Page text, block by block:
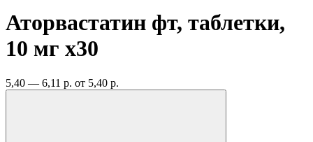
Аторвастатин фт, таблетки,
10 мг x30
5,40 — 6,11 р. от 5,40 р.